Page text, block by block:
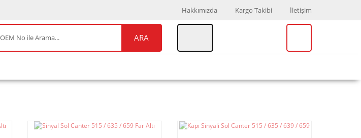
Hakkımızda Kargo Takibi İletişim
ARA